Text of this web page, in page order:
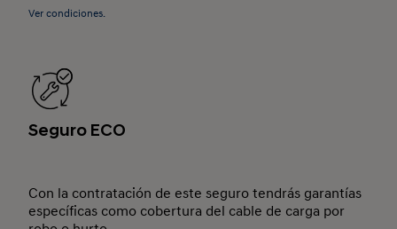
Ver condiciones.
Seguro ECO
Con la contratación de este seguro tendrás garantías
específicas como cobertura del cable de carga por